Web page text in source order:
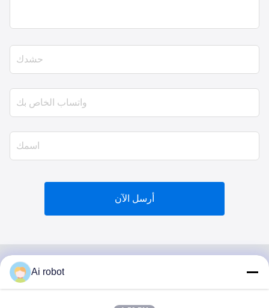
أرسل الآن
VIVI DENTAI
LABORATORY
Ai robot